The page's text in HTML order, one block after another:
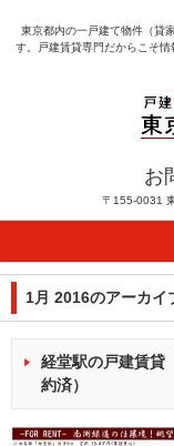
戸
戸
東京都内の一戸建て物件（貸
す。戸建賃貸専門だからこそ情
お
〒155-0031
1月 2016のアーカイ
経堂駅の戸建賃貸
約済）